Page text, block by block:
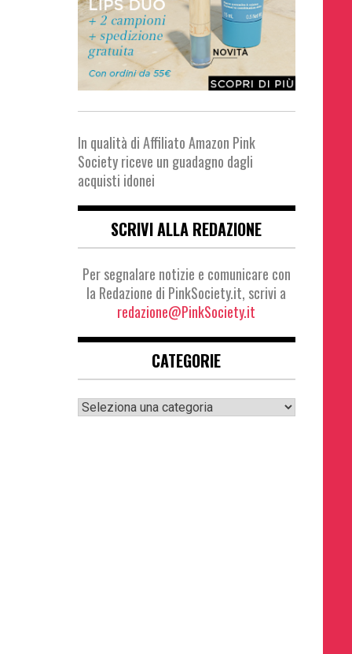
In qualità di Affiliato Amazon Pink
Society riceve un guadagno dagli
acquisti idonei
SCRIVI ALLA REDAZIONE
Per segnalare notizie e comunicare con
la Redazione di PinkSociety.it, scrivi a
redazione@PinkSociety.it
CATEGORIE
Categorie